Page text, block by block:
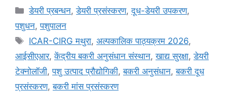
डेयरी प्रबन्धन,डेयरी प्रसंस्करण,दूध-डेयरी उपकरण,
पशुधन,पशुपालन
ICAR-CIRG मथुरा,अल्पकालिक पाठ्यक्रम 2026,
आईसीएआर,केंद्रीय बकरी अनुसंधान संस्थान,खाद्य सुरक्षा,डेयरी
टेक्नोलॉजी,पशु उत्पाद प्रौद्योगिकी,बकरी अनुसंधान,बकरी दूध
प्रसंस्करण,बकरी मांस प्रसंस्करण